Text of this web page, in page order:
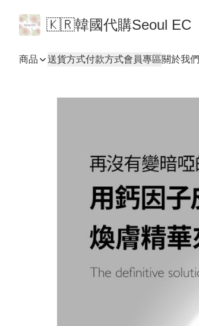
🇰🇷韓國代購Seoul EC
商品 送貨方式付款方式會員專區關於我們